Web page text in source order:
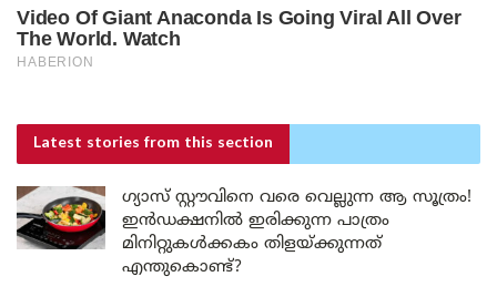
Latest stories from this section
ഗ്യാസ് സ്റ്റൗവിനെ വരെ വെല്ലുന്ന ആ സൂത്രം!
ഇൻഡക്ഷനിൽ ഇരിക്കുന്ന പാത്രം
മിനിറ്റുകൾക്കകം തിളയ്ക്കുന്നത്
എന്തുകൊണ്ട്?